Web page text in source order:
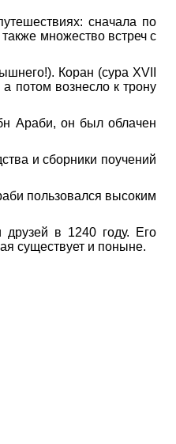
сначала по
множество встреч с
Коран (сура XVII
потом вознесло к трону
Араби, он был облачен
и сборники поучений
пользовался высоким
в 1240 году. Его
существует и поныне.